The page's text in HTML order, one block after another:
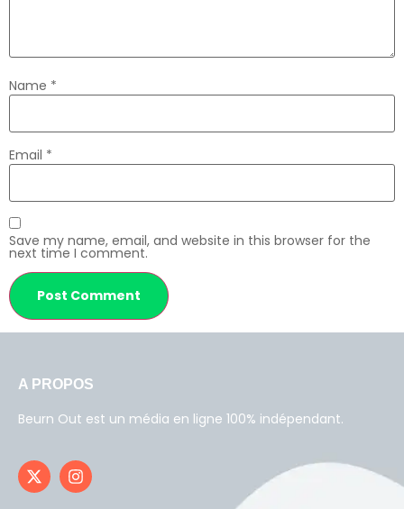
Name *
Email *
Save my name, email, and website in this browser for the
next time I comment.
A PROPOS
Beurn Out est un média en ligne 100% indépendant.